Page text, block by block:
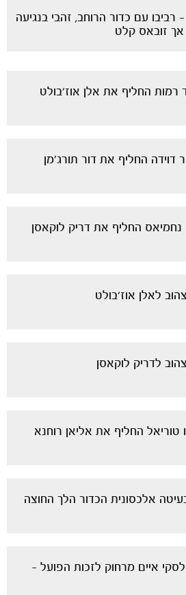
רביבו עם כדור הרוחב, זהבי בנגיעה
זובאס קלט
רמות החליף את אלן אוז'בולט
דוידה החליף את דור תורג׳מן
נחמיאס החליף את דריק לוקאסן
לאלן אוז'בולט
לדריק לוקאסן
טוריאל החליף את אליאן רוחנא
אלכסונית הכדור הלך החוצה
איים מרחוק לזכות הפועל -